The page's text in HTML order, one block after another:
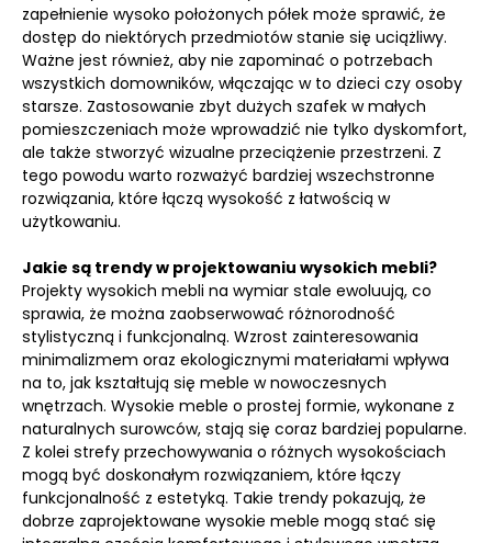
zapełnienie wysoko położonych półek może sprawić, że
dostęp do niektórych przedmiotów stanie się uciążliwy.
Ważne jest również, aby nie zapominać o potrzebach
wszystkich domowników, włączając w to dzieci czy osoby
starsze. Zastosowanie zbyt dużych szafek w małych
pomieszczeniach może wprowadzić nie tylko dyskomfort,
ale także stworzyć wizualne przeciążenie przestrzeni. Z
tego powodu warto rozważyć bardziej wszechstronne
rozwiązania, które łączą wysokość z łatwością w
użytkowaniu.
Jakie są trendy w projektowaniu wysokich mebli?
Projekty wysokich mebli na wymiar stale ewoluują, co
sprawia, że można zaobserwować różnorodność
stylistyczną i funkcjonalną. Wzrost zainteresowania
minimalizmem oraz ekologicznymi materiałami wpływa
na to, jak kształtują się meble w nowoczesnych
wnętrzach. Wysokie meble o prostej formie, wykonane z
naturalnych surowców, stają się coraz bardziej popularne.
Z kolei strefy przechowywania o różnych wysokościach
mogą być doskonałym rozwiązaniem, które łączy
funkcjonalność z estetyką. Takie trendy pokazują, że
dobrze zaprojektowane wysokie meble mogą stać się